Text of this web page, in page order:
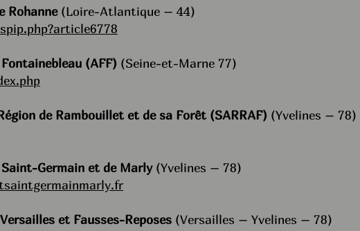
Rohanne(Loire-Atlantique – 44)
(AFF) (Seine-et-Marne 77)
de Rambouillet et de sa Forêt (SARRAF) (Yvelines – 78)
Germain et de Marly(Yvelines – 78)
et Fausses-Reposes (Versailles – Yvelines – 78)